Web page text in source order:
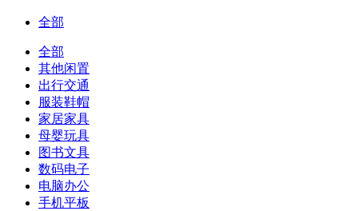
全部
全部
其他闲置
出行交通
服装鞋帽
家居家具
母婴玩具
图书文具
数码电子
电脑办公
手机平板